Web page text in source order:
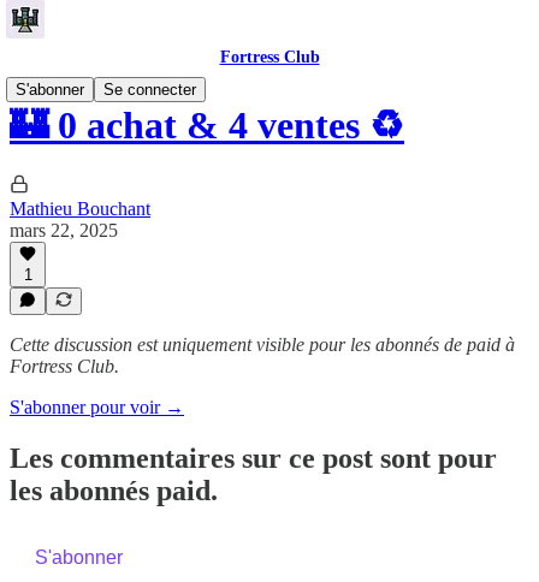
Fortress Club
S'abonner
Se connecter
🏰 0 achat & 4 ventes ♻️
Mathieu Bouchant
mars 22, 2025
1
Cette discussion est uniquement visible pour les abonnés de paid à
Fortress Club.
S'abonner pour voir →
Les commentaires sur ce post sont pour
les abonnés paid.
S'abonner